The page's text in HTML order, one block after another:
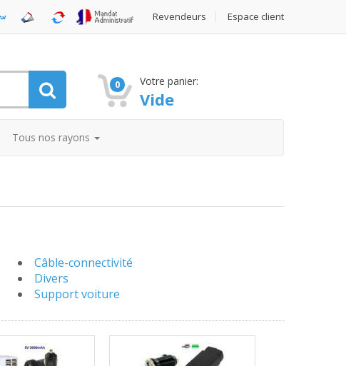
Revendeurs Espace client
0 Votre panier:
Vide
Tous nos rayons
Câble-connectivité
Divers
Support voiture